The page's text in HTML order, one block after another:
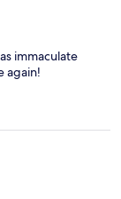
immaculate
again!